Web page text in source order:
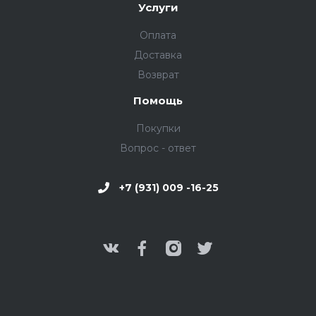
Услуги
Оплата
Доставка
Возврат
Помощь
Покупки
Вопрос - ответ
+7 (931) 009 -16-25